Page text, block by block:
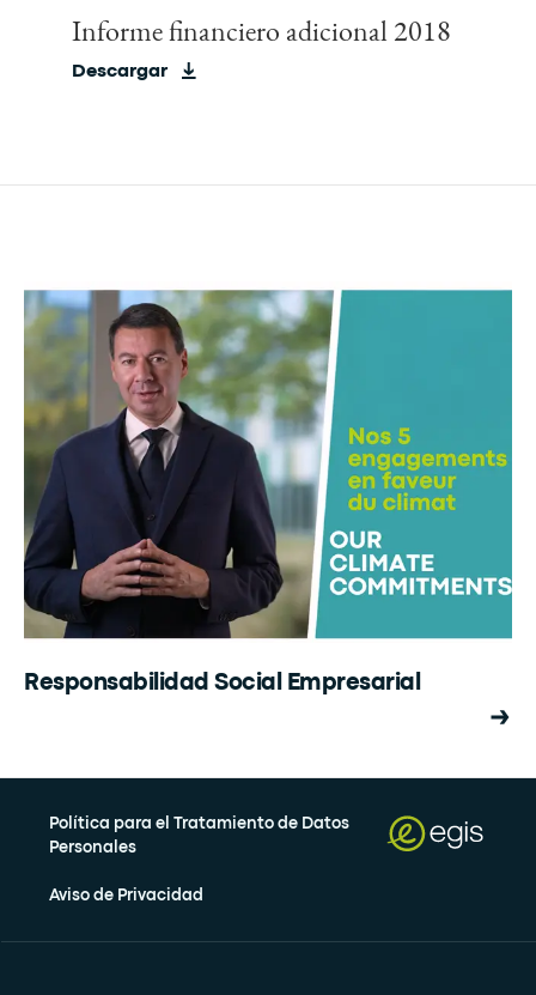
Informe financiero adicional 2018
Descargar
Responsabilidad Social Empresarial
Política para el Tratamiento de Datos
Personales
Aviso de Privacidad